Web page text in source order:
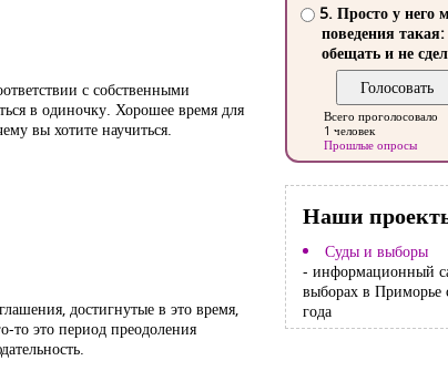
с собственными
в одиночку. Хорошее время для
вы хотите научиться.
достигнутые в это время,
то это период преодоления
5. Просто у него
поведения такая:
обещать и не
Всего проголосовало
1 человек
Прошлые опросы
Наши
Суды и выборы
- информационный
выборах в Приморье
года